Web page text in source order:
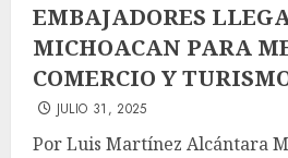
EMBAJADORES
MICHOACAN PARA
COMERCIO Y
JULIO 31, 2025
Por Luis Martínez Alcántara